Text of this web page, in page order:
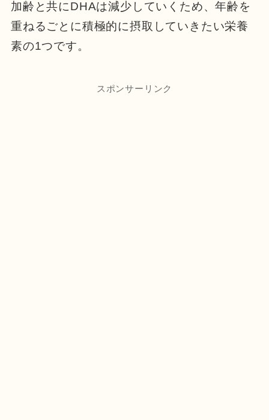
加齢と共にDHAは減少していくため、年齢を
重ねるごとに積極的に摂取していきたい栄養
素の1つです。
スポンサーリンク